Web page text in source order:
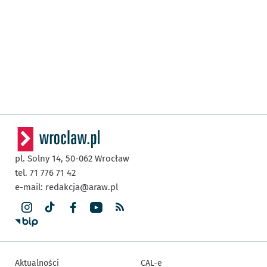
pl. Solny 14, 50-062 Wrocław
tel. 71 776 71 42
e-mail: redakcja@araw.pl
Aktualności CAL-e